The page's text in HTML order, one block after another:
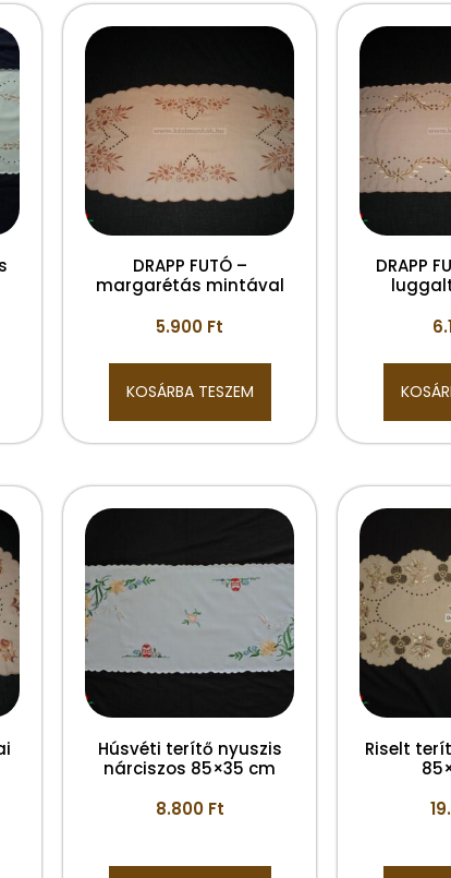
DRAPP FUTÓ –
margarétás mintával
5.900 Ft
KOSÁRBA TESZEM
DRAPP
Húsvéti terítő nyuszis
nárciszos 85×35 cm
8.800 Ft
Riselt